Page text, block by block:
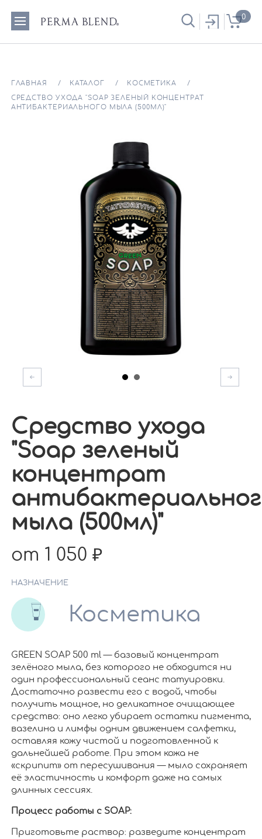
0
ГЛАВНАЯ КАТАЛОГ КОСМЕТИКА
СРЕДСТВО УХОДА "SOAP ЗЕЛЕНЫЙ КОНЦЕНТРАТ
АНТИБАКТЕРИАЛЬНОГО МЫЛА (500МЛ)"
Средство ухода
"Soap зеленый
концентрат
мыла (500мл)"
от 1 050
НАЗНАЧЕНИЕ
Косметика
GREEN SOAP 500 ml — базовый концентрат
зелёного мыла, без которого не обходится ни
один профессиональный сеанс татуировки.
Достаточно развести его с водой, чтобы
получить мощное, но деликатное очищающее
средство: оно легко убирает остатки пигмента,
вазелина и лимфы одним движением салфетки,
оставляя кожу чистой и подготовленной к
дальнейшей работе. При этом кожа не
«скрипит» от пересушивания — мыло сохраняет
её эластичность и комфорт даже на самых
длинных сессиях.
Процесс работы с SOAP:
Приготовьте раствор: разведите концентрат